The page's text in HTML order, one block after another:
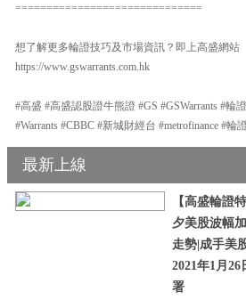
==============================
想了解更多輪證技巧及市場資訊？即上高盛網站
https://www.gswarrants.com.hk
#高盛 #高盛認股證牛熊證 #GS #GSWarrants #輪
#Warrants #CBBC #新城財經台 #metrofinance #輪
最新上線
【高盛輪證
夕美股波幅
走勢|成手美
2021年1月
署